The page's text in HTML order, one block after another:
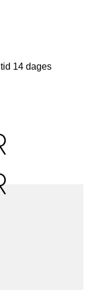
14 dages